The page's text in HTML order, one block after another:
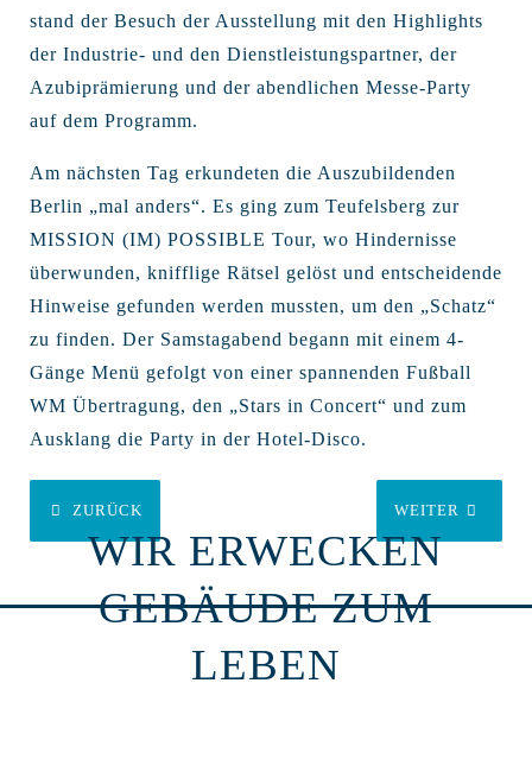
stand der Besuch der Ausstellung mit den Highlights
der Industrie- und den Dienstleistungspartner, der
Azubiprämierung und der abendlichen Messe-Party
auf dem Programm.
Am nächsten Tag erkundeten die Auszubildenden
Berlin „mal anders“. Es ging zum Teufelsberg zur
MISSION (IM) POSSIBLE Tour, wo Hindernisse
überwunden, knifflige Rätsel gelöst und entscheidende
Hinweise gefunden werden mussten, um den „Schatz“
zu finden. Der Samstagabend begann mit einem 4-
Gänge Menü gefolgt von einer spannenden Fußball
WM Übertragung, den „Stars in Concert“ und zum
Ausklang die Party in der Hotel-Disco.
ZURÜCK WEITER
WIR ERWECKEN
GEBÄUDE ZUM
LEBEN